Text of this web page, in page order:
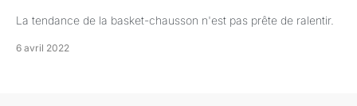
La tendance de la basket-chausson n'est pas prête de ralentir.
6 avril 2022